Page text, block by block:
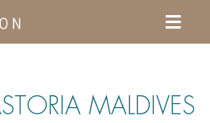
Menu
MALDIVES